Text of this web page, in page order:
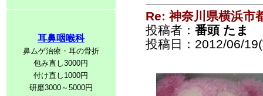
耳鼻咽喉科
鼻ムゲ治療・耳の骨折
包み直し3000円
付け直し1000円
研磨3000～5000円
Re: 神奈川県横浜市
投稿者： 番頭 たま
投稿日：2012/06/